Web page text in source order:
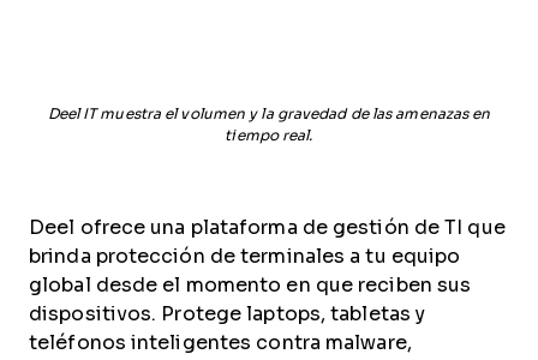
Deel IT muestra el volumen y la gravedad de las amenazas en
tiempo real.
Deel ofrece una plataforma de gestión de TI que
brinda protección de terminales a tu equipo
global desde el momento en que reciben sus
dispositivos. Protege laptops, tabletas y
teléfonos inteligentes contra malware,